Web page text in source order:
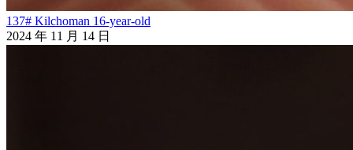
137# Kilchoman 16-year-old
2024 年 11 月 14 日